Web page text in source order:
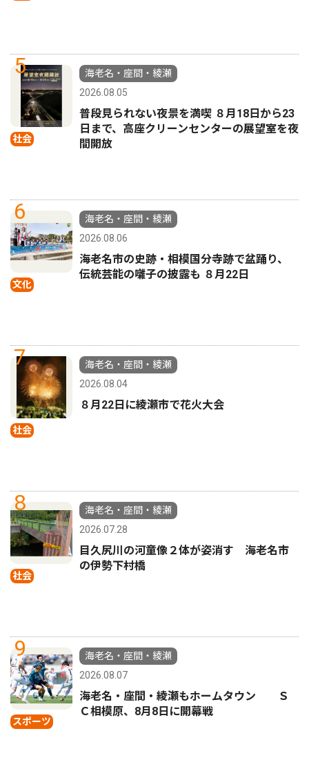
5
社会
海老名・座間・綾瀬
2026.08.05
普段見られない夜景を満喫 ８月18日から23
日まで、高座クリーンセンターの展望室を夜
間開放
6
文化
海老名・座間・綾瀬
2026.08.06
海老名市の史跡・相模国分寺跡で盆踊り、
伝統芸能の囃子の披露も ８月22日
7
社会
海老名・座間・綾瀬
2026.08.04
８月22日に綾瀬市で花火大会
8
社会
海老名・座間・綾瀬
2026.07.28
目久尻川の河童像２体が姿消す 海老名市
の伊勢下村橋
9
スポーツ
海老名・座間・綾瀬
2026.08.07
海老名・座間・綾瀬もホームタウン Ｓ
Ｃ相模原、8月8日に開幕戦